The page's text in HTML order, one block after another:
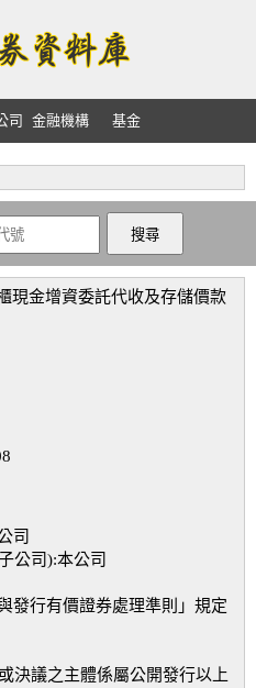
司 金融機構 基金
現金增資委託代收及存儲價款
司
公司):本公司
發行有價證券處理準則」規定
決議之主體係屬公開發行以上